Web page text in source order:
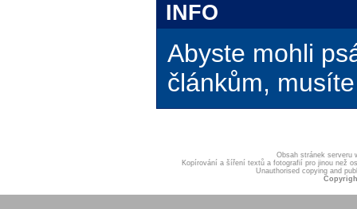
INFO
Abyste mohli
článkům,
Obsah stránek serveru
Kopírování a šíření textů a fotografií pro jinou než
Unauthorised copying and